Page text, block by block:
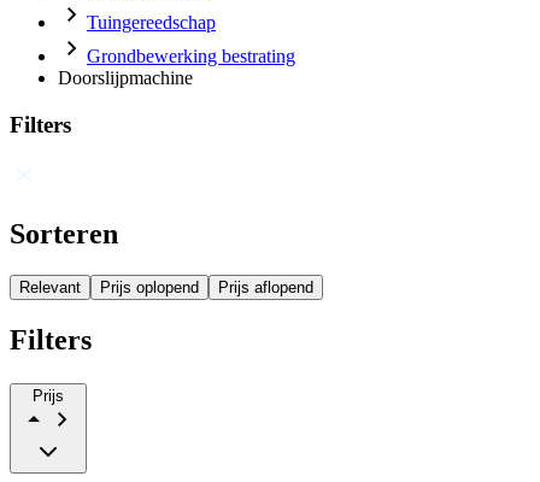
Tuingereedschap
Grondbewerking bestrating
Doorslijpmachine
Filters
Sorteren
Relevant Prijs oplopend Prijs aflopend
Filters
Prijs